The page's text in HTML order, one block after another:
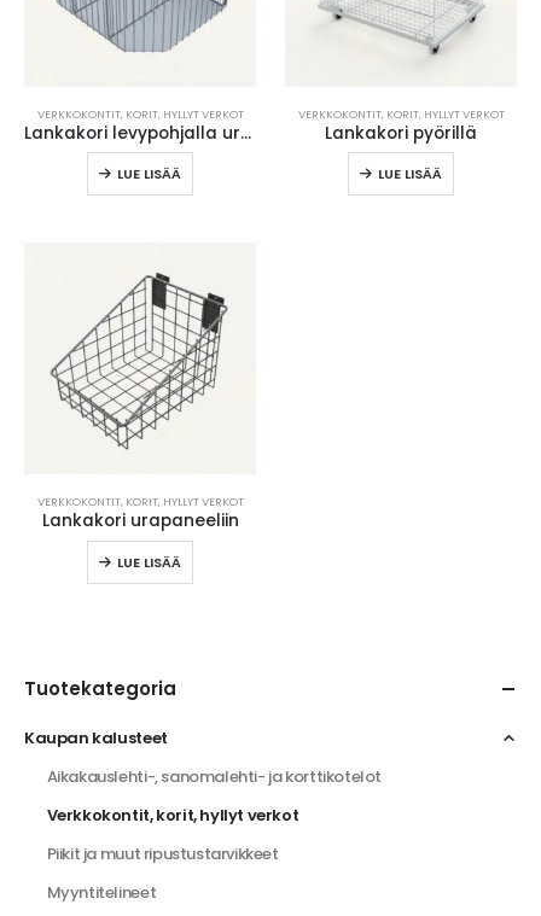
VERKKOKONTIT, KORIT, HYLLYT VERKOT
Lankakori levypohjalla urapaneeliin
LUE LISÄÄ
VERKKOKONTIT, KORIT, HYLLYT VERKOT
Lankakori pyörillä
LUE LISÄÄ
VERKKOKONTIT, KORIT, HYLLYT VERKOT
Lankakori urapaneeliin
LUE LISÄÄ
Tuotekategoria
Kaupan kalusteet
Aikakauslehti-, sanomalehti- ja korttikotelot
Verkkokontit, korit, hyllyt verkot
Piikit ja muut ripustustarvikkeet
Myyntitelineet